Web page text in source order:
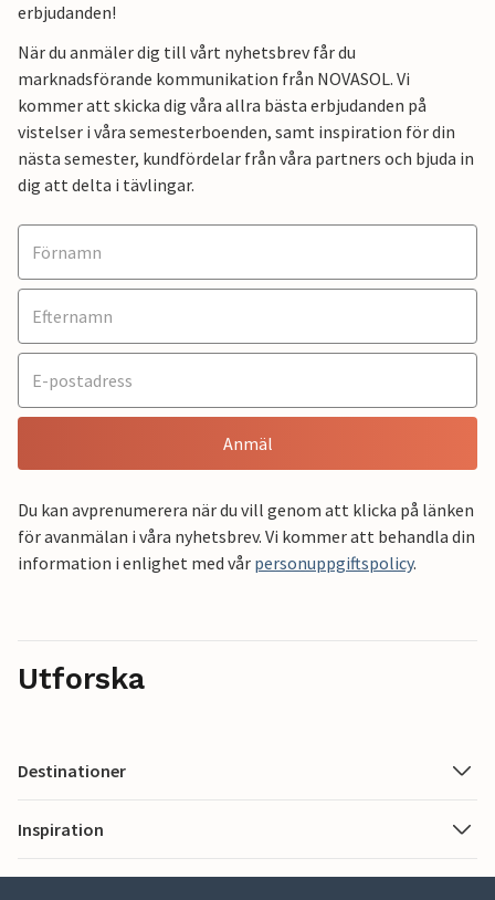
erbjudanden!
När du anmäler dig till vårt nyhetsbrev får du
marknadsförande kommunikation från NOVASOL. Vi
kommer att skicka dig våra allra bästa erbjudanden på
vistelser i våra semesterboenden, samt inspiration för din
nästa semester, kundfördelar från våra partners och bjuda in
dig att delta i tävlingar.
Anmäl
Du kan avprenumerera när du vill genom att klicka på länken
för avanmälan i våra nyhetsbrev. Vi kommer att behandla din
information i enlighet med vår personuppgiftspolicy.
Utforska
Destinationer
Inspiration